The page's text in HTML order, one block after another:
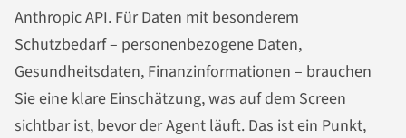
Anthropic API. Für Daten mit besonderem
Schutzbedarf – personenbezogene Daten,
Gesundheitsdaten, Finanzinformationen – brauchen
Sie eine klare Einschätzung, was auf dem Screen
sichtbar ist, bevor der Agent läuft. Das ist ein Punkt,